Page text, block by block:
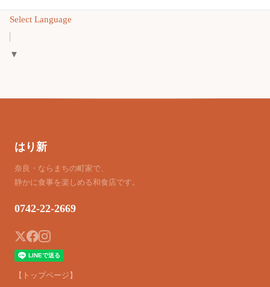
Select Language
▼
はり新
奈良・ならまちの町家で、
静かに食事を楽しめる和食店です。
0742-22-2669
【トップページ】